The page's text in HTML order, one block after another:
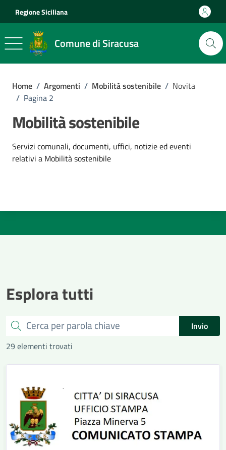
Regione Siciliana
Comune di Siracusa
Home / Argomenti / Mobilità sostenibile / Novita
/ Pagina 2
Mobilità sostenibile
Dettagli dell'argomento
Servizi comunali, documenti, uffici, notizie ed eventi
relativi a Mobilità sostenibile
Esplora tutti
Cerca
Invio
29 elementi trovati